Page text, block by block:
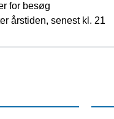
for besøg
årstiden, senest kl. 21